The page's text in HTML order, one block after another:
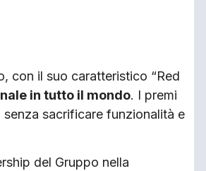
con il suo caratteristico “Red
in tutto il mondo. I premi
sacrificare funzionalità e
del Gruppo nella